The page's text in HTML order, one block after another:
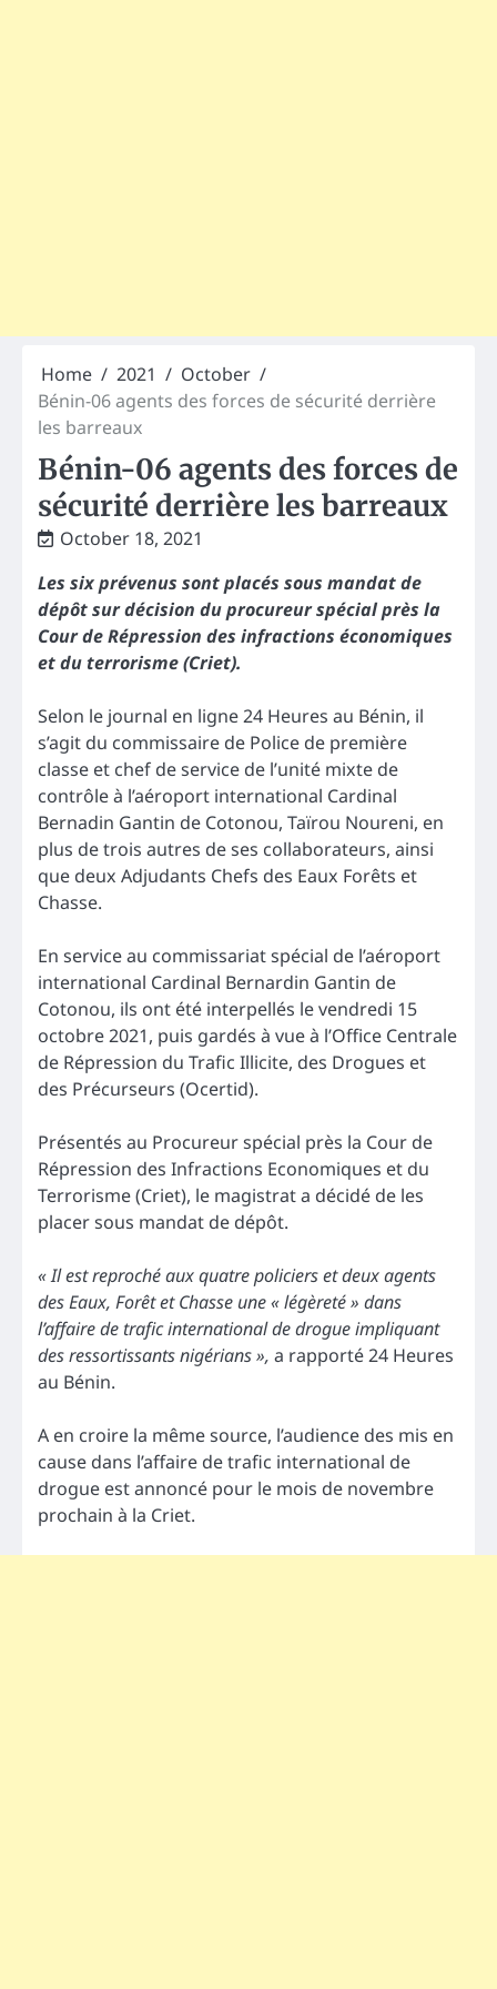
Home 2021
October
Bénin-06 agents des forces de sécurité derrière
les barreaux
Bénin-06 agents des forces de
sécurité derrière les barreaux
October 18, 2021
Les six prévenus sont placés sous mandat de
dépôt sur décision du procureur spécial près la
Cour de Répression des infractions économiques
et du terrorisme (Criet).
Selon le journal en ligne 24 Heures au Bénin, il
s’agit du commissaire de Police de première
classe et chef de service de l’unité mixte de
contrôle à l’aéroport international Cardinal
Bernadin Gantin de Cotonou, Taïrou Noureni, en
plus de trois autres de ses collaborateurs, ainsi
que deux Adjudants Chefs des Eaux Forêts et
Chasse.
En service au commissariat spécial de l’aéroport
international Cardinal Bernardin Gantin de
Cotonou, ils ont été interpellés le vendredi 15
octobre 2021, puis gardés à vue à l’Office Centrale
de Répression du Trafic Illicite, des Drogues et
des Précurseurs (Ocertid).
Présentés au Procureur spécial près la Cour de
Répression des Infractions Economiques et du
Terrorisme (Criet), le magistrat a décidé de les
placer sous mandat de dépôt.
« Il est reproché aux quatre policiers et deux agents
des Eaux, Forêt et Chasse une « légèreté » dans
l’affaire de trafic international de drogue impliquant
des ressortissants nigérians », a rapporté 24 Heures
au Bénin.
A en croire la même source, l’audience des mis en
cause dans l’affaire de trafic international de
drogue est annoncé pour le mois de novembre
prochain à la Criet.